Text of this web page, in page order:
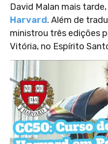
David Malan mais
Harvard. Além de
ministrou três edições
Vitória, no Espírito